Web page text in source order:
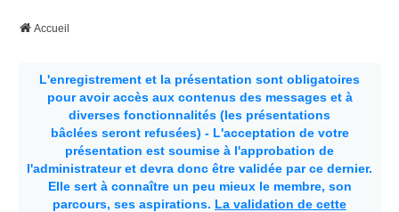
Accueil
L'enregistrement et la présentation sont obligatoires
pour avoir accès aux contenus des messages et à
diverses fonctionnalités (les présentations
bâclées seront refusées) - L'acceptation de votre
présentation est soumise à l'approbation de
l'administrateur et devra donc être validée par ce dernier.
Elle sert à connaître un peu mieux le membre, son
parcours, ses aspirations. La validation de cette